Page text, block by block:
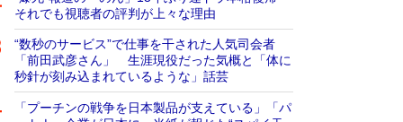
それでも視聴者の評判が上々な理由
“数秒のサービス”で仕事を干された人気司会者
「前田武彦さん」 生涯現役だった気概と「体に
秒針が刻み込まれているような」話芸
「プーチンの戦争を日本製品が支えている」「パ